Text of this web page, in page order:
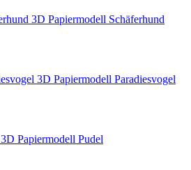
3D Papiermodell Schäferhund
3D Papiermodell Paradiesvogel
3D Papiermodell Pudel